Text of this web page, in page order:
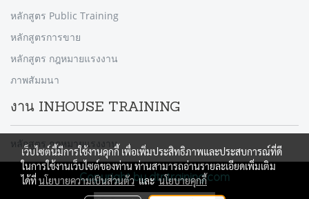
หลักสูตร Public Training
หลักสูตรการขาย
หลักสูตร กฎหมายแรงงาน
ภาพสัมมนา
งาน INHOUSE TRAINING
หลักสูตร กฎหมายแรงงาน
Copyright by dtntraining.com
เว็บไซต์นี้มีการใช้งานคุกกี้ เพื่อเพิ่มประสิทธิภาพและประสบการณ์ที่ดี
ในการใช้งานเว็บไซต์ของท่าน ท่านสามารถอ่านรายละเอียดเพิ่มเติม
ได้ที่นโยบายความเป็นส่วนตัวและนโยบายคุกกี้